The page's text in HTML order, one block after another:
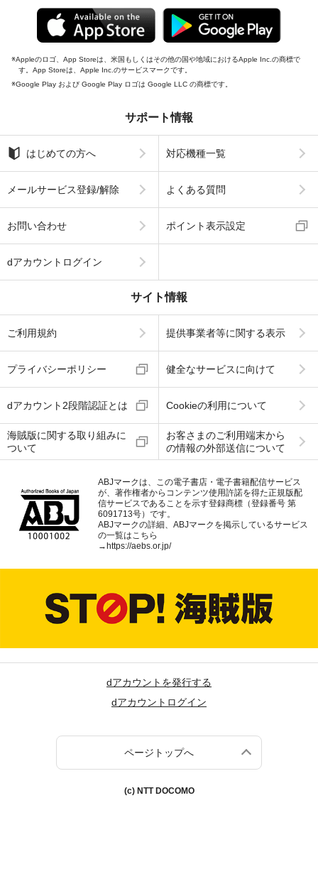
Appleのロゴ、App Storeは、米国もしくはその他の国や地域におけるApple Inc.の商標で
す。App Storeは、Apple Inc.のサービスマークです。
Google Play および Google Play ロゴは Google LLC の商標です。
サポート情報
はじめての方へ 対応機種一覧
メールサービス登録/解除 よくある質問
お問い合わせ ポイント表示設定
dアカウントログイン
サイト情報
ご利用規約 提供事業者等に関する表示
プライバシーポリシー 健全なサービスに向けて
dアカウント2段階認証とは Cookieの利用について
海賊版に関する取り組みに
ついて
お客さまのご利用端末から
の情報の外部送信について
ABJマークは、この電子書店・電子書籍配信サービス
が、著作権者からコンテンツ使用許諾を得た正規版配
信サービスであることを示す登録商標（登録番号 第
6091713号）です。
ABJマークの詳細、ABJマークを掲示しているサービス
の一覧はこちら
→https://aebs.or.jp/
dアカウントを発行する
dアカウントログイン
ページトップへ
(c) NTT DOCOMO